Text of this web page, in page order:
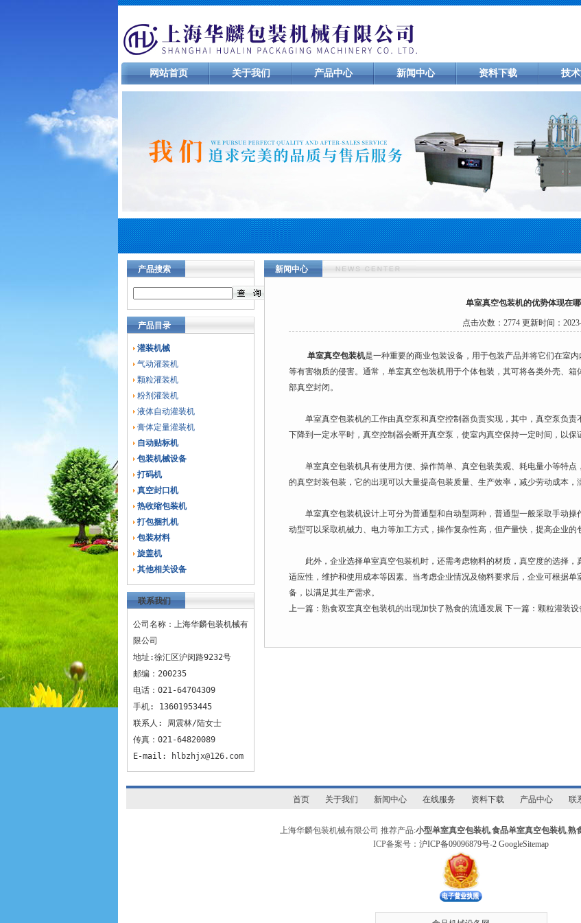
网站首页 关于我们 产品中心 新闻中心 资料下载 技
产品搜索
产品目录
灌装机械
气动灌装机
颗粒灌装机
粉剂灌装机
液体自动灌装机
膏体定量灌装机
自动贴标机
包装机械设备
打码机
真空封口机
热收缩包装机
打包捆扎机
包装材料
旋盖机
其他相关设备
联系我们
公司名称：上海华麟包装机械有
限公司
地址:徐汇区沪闵路9232号
邮编：200235
电话：021-64704309
手机: 13601953445
联系人: 周震林/陆女士
传真：021-64820089
E-mail:
hlbzhjx@126.com
新闻中心
单室真空包装机的优势体现在
点击次数：2774 更新时间：
单室真空包装机是一种重要的商业包装设备，用于包装产品并将它们在室
等有害物质的侵害。通常，单室真空包装机用于个体包装，其可将各类外壳、
部真空封闭。
单室真空包装机的工作由真空泵和真空控制器负责实现，其中，真空泵负责
下降到一定水平时，真空控制器会断开真空泵，使室内真空保持一定时间，以保
单室真空包装机具有使用方便、操作简单、真空包装美观、耗电量小等特点
的真空封装包装，它的出现可以大量提高包装质量、生产效率，减少劳动成本，
单室真空包装机设计上可分为普通型和自动型两种，普通型一般采取手动操
动型可以采取机械力、电力等加工方式，操作复杂性高，但产量快，提高企业的
此外，企业选择单室真空包装机时，还需考虑物料的材质，真空度的选择，
适应性，维护和使用成本等因素。当考虑企业情况及物料要求后，企业可根据
备，以满足其生产需求。
上一篇： 熟食双室真空包装机的出现加快了熟食的流通发展 下一篇： 颗粒灌装
首页 关于我们 新闻中心 在线服务 资料下载 产品中心 联
上海华麟包装机械有限公司 推荐产品:小型单室真空包装机,食品单室真空包装机,熟
ICP备案号： 沪ICP备09096879号-2 GoogleSitemap